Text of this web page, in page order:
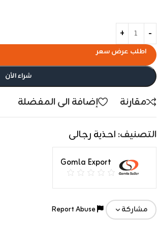
اطلب عرض سعر
شراء الأن
مقارنة إضافة الى المفضلة
التصنيف: احذية رجالى
Gomla Export
مشاركة